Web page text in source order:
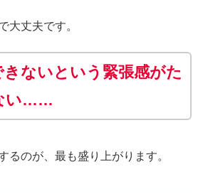
大丈夫です。
きないという緊張感がた
い……
るのが、最も盛り上がります。